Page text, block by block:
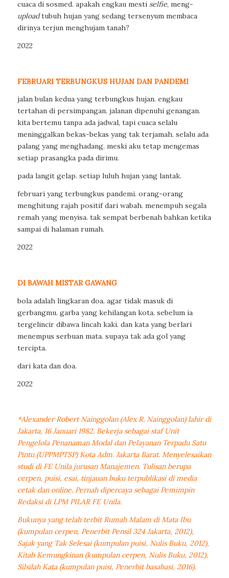
cuaca di sosmed. apakah engkau mesti selfie, meng-
uploadtubuh hujan yang sedang tersenyum membaca
dirinya terjun menghujam tanah?
2022
FEBRUARI TERBUNGKUS HUJAN DAN PANDEMI
jalan bulan kedua yang terbungkus hujan. engkau
tertahan di persimpangan. jalanan dipenuhi genangan.
kita bertemu tanpa ada jadwal, tapi cuaca selalu
meninggalkan bekas-bekas yang tak terjamah. selalu ada
palang yang menghadang. meski aku tetap mengemas
setiap prasangka pada dirimu.
pada langit gelap. setiap luluh hujan yang lantak.
februari yang terbungkus pandemi. orang-orang
menghitung rajah positif dari wabah. menempuh segala
remah yang menyisa. tak sempat berbenah bahkan ketika
sampai di halaman rumah.
2022
DI BAWAH MISTAR GAWANG
bola adalah lingkaran doa. agar tidak masuk di
gerbangmu. garba yang kehilangan kota. sebelum ia
tergelincir dibawa lincah kaki. dan kata yang berlari
menempus serbuan mata. supaya tak ada gol yang
tercipta.
dari kata dan doa.
2022
*Alexander Robert Nainggolan (Alex R. Nainggolan) lahir di
Jakarta, 16 Januari 1982. Bekerja sebagai staf Unit
Pengelola Penanaman Modal dan Pelayanan Terpadu Satu
Pintu (UPPMPTSP) Kota Adm. Jakarta Barat. Menyelesaikan
studi di FE Unila jurusan Manajemen. Tulisan berupa
cerpen, puisi, esai, tinjauan buku terpublikasi di media
cetak dan online. Pernah dipercaya sebagai Pemimpin
Redaksi di LPM PILAR FE Unila.
Bukunya yang telah terbit Rumah Malam di Mata Ibu
(kumpulan cerpen, Penerbit Pensil 324 Jakarta, 2012),
Sajak yang Tak Selesai (kumpulan puisi, Nulis Buku, 2012),
Kitab Kemungkinan (kumpulan cerpen, Nulis Buku, 2012),
Silsilah Kata (kumpulan puisi, Penerbit basabasi, 2016).